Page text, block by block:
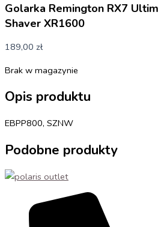
Golarka Remington RX7
Shaver XR1600
189,00 zł
Brak w magazynie
Opis produktu
EBPP800, SZNW
Podobne produkty